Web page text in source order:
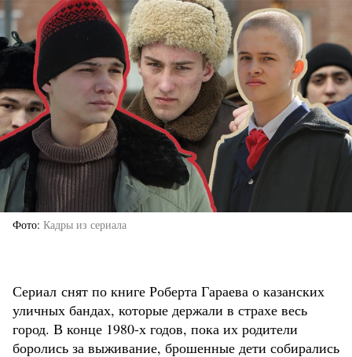
Фото Кадры из сериала
Сериал снят по книге Роберта Гараева о казанских
уличных бандах, которые держали в страхе весь
город. В конце 1980-х годов, пока их родители
боролись за выживание, брошенные дети собирались